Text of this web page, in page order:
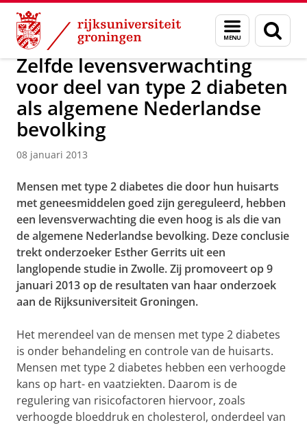
Skip
Content
Skip
Navigation
Menu
en
zoeken
Over ons Actueel Nieuws Nieuwsberichten
Zelfde levensverwachting
voor deel van type 2 diabeten
als algemene Nederlandse
bevolking
08 januari 2013
Mensen met type 2 diabetes die door hun huisarts
met geneesmiddelen goed zijn gereguleerd, hebben
een levensverwachting die even hoog is als die van
de algemene Nederlandse bevolking. Deze conclusie
trekt onderzoeker Esther Gerrits uit een
langlopende studie in Zwolle. Zij promoveert op 9
januari 2013 op de resultaten van haar onderzoek
aan de Rijksuniversiteit Groningen.
Het merendeel van de mensen met type 2 diabetes
is onder behandeling en controle van de huisarts.
Mensen met type 2 diabetes hebben een verhoogde
kans op hart- en vaatziekten. Daarom is de
regulering van risicofactoren hiervoor, zoals
verhoogde bloeddruk en cholesterol, onderdeel van